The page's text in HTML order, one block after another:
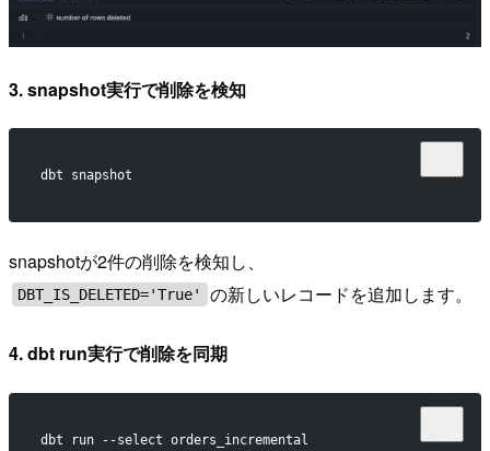
3. snapshot実行で削除を検知
dbt snapshot
snapshotが2件の削除を検知し、
DBT_IS_DELETED='True' の新しいレコードを追加します。
4. dbt run実行で削除を同期
dbt run --select orders_incremental